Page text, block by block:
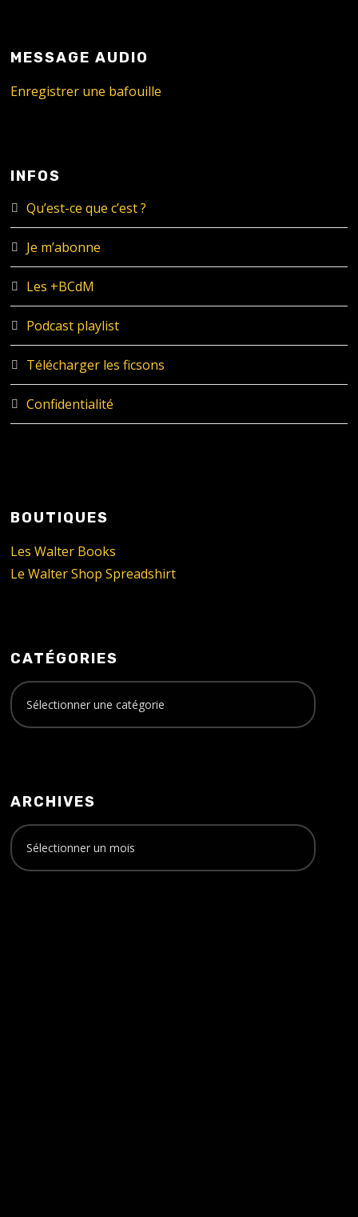
MESSAGE AUDIO
Enregistrer une bafouille
INFOS
Qu’est-ce que c’est ?
Je m’abonne
Les +BCdM
Podcast playlist
Télécharger les ficsons
Confidentialité
BOUTIQUES
Les Walter Books
Le Walter Shop Spreadshirt
CATÉGORIES
ARCHIVES